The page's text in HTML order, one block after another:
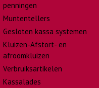
penningen
Muntentellers
Gesloten kassa systemen
Kluizen-Afstort- en
afroomkluizen
Verbruiksartikelen
Kassalades